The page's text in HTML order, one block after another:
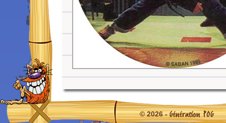
© 2026 -Génération POG